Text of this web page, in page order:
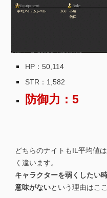
HP：50,114
STR： 1,582
防御力：5
どちらのナイトもIL平均値
く違います。
キャラクターを弱くしたい
意味がないという理由はこ